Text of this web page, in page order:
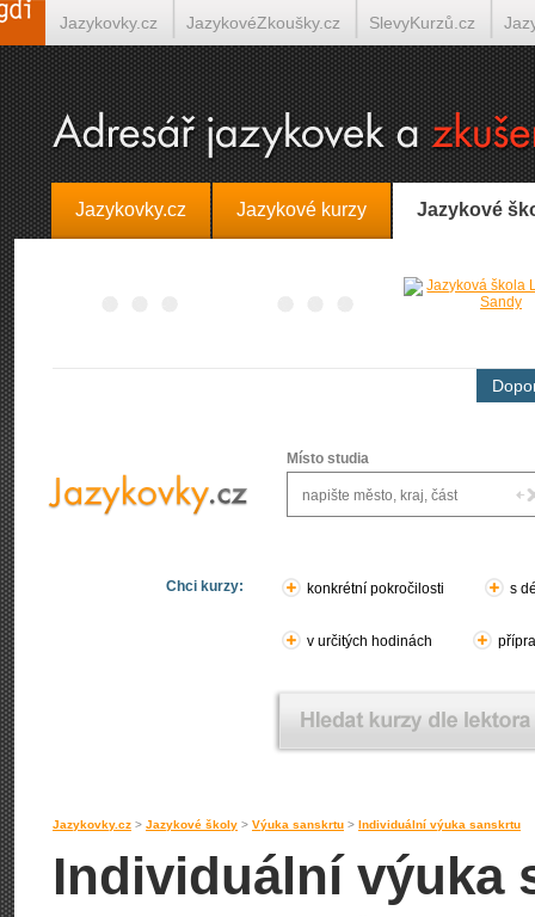
Jazykovky.cz Jazykové kurzy Jazykové
Místo studia
Chci kurzy: konkrétní pokročilosti s
v určitých hodinách
Jazykovky.cz > Jazykové školy > Výuka sanskrtu > Individuální výuka sanskrtu
Individuální výuka
Jazykovky.cz JazykovéZkoušky.cz SlevyKurzů.cz
Španělština on-line Italština on-line Tlumočení-